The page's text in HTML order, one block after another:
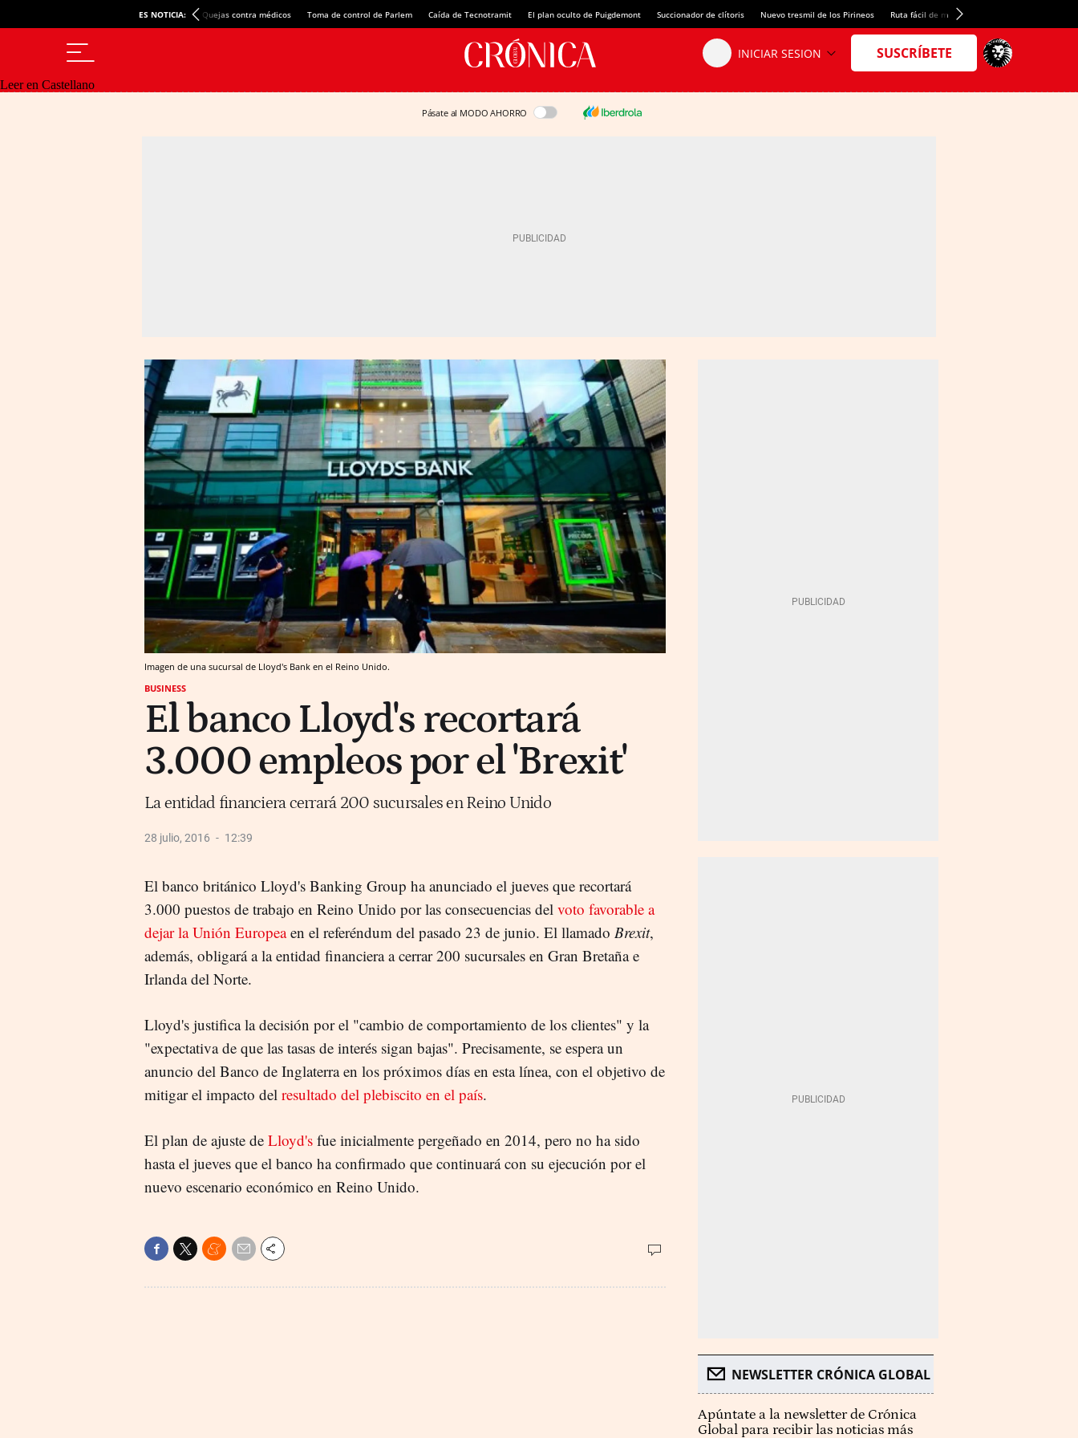
ES NOTICIA: Quejas contra médicos Toma de control de Parlem Caída de Tecnotramit El plan oculto de Puigdemont Succionador de clítoris Nuevo tresmil de los Pirineos Ruta fácil de montaña
Leer en Castellano
Pásate al MODO AHORRO
Imagen de una sucursal de Lloyd's Bank en el Reino Unido.
BUSINESS
El banco Lloyd's recortará
3.000 empleos por el 'Brexit'
La entidad financiera cerrará 200 sucursales en Reino Unido
28 julio, 2016 12:39
El banco británico Lloyd's Banking Group ha anunciado el jueves que recortará
3.000 puestos de trabajo en Reino Unido por las consecuencias del voto favorable a
dejar la Unión Europeaen el referéndum del pasado 23 de junio. El llamado Brexit,
además, obligará a la entidad financiera a cerrar 200 sucursales en Gran Bretaña e
Irlanda del Norte.
Lloyd's justifica la decisión por el "cambio de comportamiento de los clientes" y la
"expectativa de que las tasas de interés sigan bajas". Precisamente, se espera un
anuncio del Banco de Inglaterra en los próximos días en esta línea, con el objetivo de
mitigar el impacto del resultado del plebiscito en el país.
El plan de ajuste de Lloyd's fue inicialmente pergeñado en 2014, pero no ha sido
hasta el jueves que el banco ha confirmado que continuará con su ejecución por el
nuevo escenario económico en Reino Unido.
NEWSLETTER CRÓNICA GLOBAL
Apúntate a la newsletter de Crónica
Global para recibir las noticias más